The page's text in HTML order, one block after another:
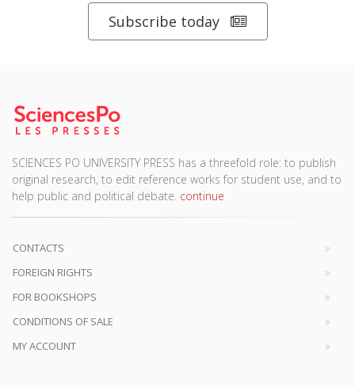
Subscribe today
SCIENCES PO UNIVERSITY PRESS has a threefold role: to publish
original research, to edit reference works for student use, and to
help public and political debate. continue
CONTACTS
FOREIGN RIGHTS
FOR BOOKSHOPS
CONDITIONS OF SALE
MY ACCOUNT